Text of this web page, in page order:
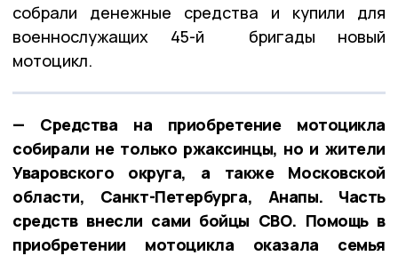
собрали денежные средства и купили для
военнослужащих 45-й бригады новый
мотоцикл.
— Средства на приобретение мотоцикла
собирали не только ржаксинцы, но и жители
Уваровского округа, а также Московской
области, Санкт-Петербурга, Анапы. Часть
средств внесли сами бойцы СВО. Помощь в
приобретении мотоцикла оказала семья